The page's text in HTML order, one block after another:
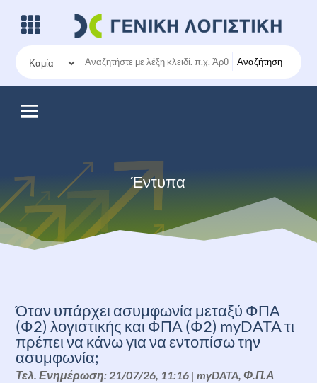
Αναζήτηση
Έντυπα
Όταν υπάρχει ασυμφωνία μεταξύ ΦΠΑ
(Φ2) λογιστικής και ΦΠΑ (Φ2) myDATA τι
πρέπει να κάνω για να εντοπίσω την
ασυμφωνία;
Τελ. Ενημέρωση: 21/07/26, 11:16 |myDATA,Φ.Π.Α